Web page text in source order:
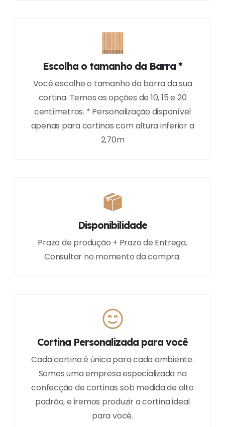
Escolha o tamanho da Barra *
Você escolhe o tamanho da barra da sua
cortina. Temos as opções de 10, 15 e 20
centímetros. * Personalização disponível
apenas para cortinas com altura inferior a
2,70m
Disponibilidade
Prazo de produção + Prazo de Entrega.
Consultar no momento da compra.
Cortina Personalizada para você
Cada cortina é única para cada ambiente.
Somos uma empresa especializada na
confecção de cortinas sob medida de alto
padrão, e iremos produzir a cortina ideal
para você.